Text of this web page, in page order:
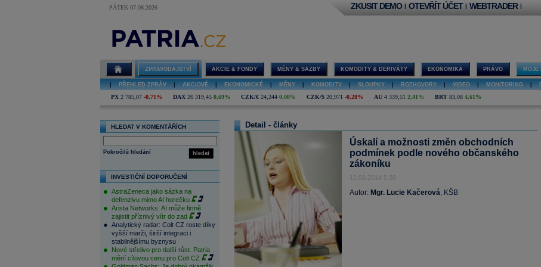
PÁTEK 07.08.2026 ZKUSIT DEMO | OTEVŘÍT ÚČET | WEBTRADER |
ZPRAVODAJSTVÍ AKCIE & FONDY MĚNY & SAZBY KOMODITY & DERIVÁTY EKONOMIKA PRÁVO MOJE
PŘEHLED ZPRÁV AKCIOVÉ EKONOMICKÉ MĚNY KOMODITY SLOUPKY ROZHOVORY VIDEO MONITORING
PX 2 785,07 -0,71% DAX 26 319,45 0,69% CZK/€ 24,244 0,08% CZK/$ 20,971 -0,28% AU 4 339,51 2,41% BRT 83,08 4,61%
HLEDAT V KOMENTÁŘÍCH
hledat
Pokročilé hledání
INVESTIČNÍ DOPORUČENÍ
AstraZeneca jako sázka na
defenzivu mimo AI horečku
Arista Networks: AI může firmě
zajistit příznivý vítr do zad
Analytický radar: Colt CZ roste díky
vyšší marži, širší integraci i
stabilnějšímu byznysu
Nové střelivo pro další růst. Patria
mění cílovou cenu pro Colt CZ
Detail - články
Úskalí a možnosti změn obchodních
podmínek podle nového občanského
zákoníku
12.06.2014 5:30
Autor: Mgr. Lucie Kačerová, KŠB